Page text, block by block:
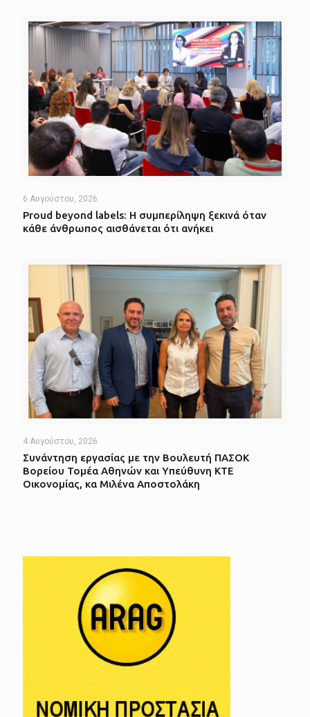
6 Αυγούστου, 2026
Proud beyond labels: Η συμπερίληψη ξεκινά όταν
κάθε άνθρωπος αισθάνεται ότι ανήκει
4 Αυγούστου, 2026
Συνάντηση εργασίας με την Βουλευτή ΠΑΣΟΚ
Βορείου Τομέα Αθηνών και Υπεύθυνη ΚΤΕ
Οικονομίας, κα Μιλένα Αποστολάκη